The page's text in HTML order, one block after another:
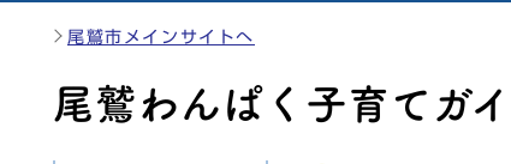
尾鷲市メインサイトへ